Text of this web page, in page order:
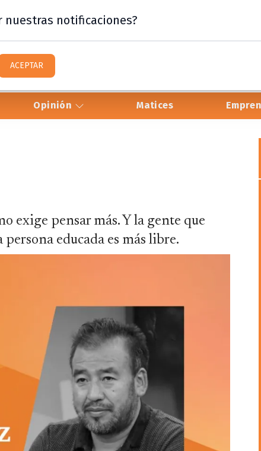
Opinión Matices
exige pensar más. Y la gente que
educada es más libre.
nuestras notificaciones?
ACEPTAR